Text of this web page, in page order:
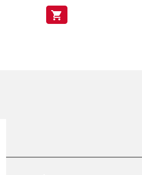
shopping_cart